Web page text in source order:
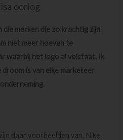
oorlog
die merken die zo krachtig zijn
niet meer hoeven te
waarbij het logo al volstaat. Ik
droom is van elke marketeer
daar voorbeelden van. Nike